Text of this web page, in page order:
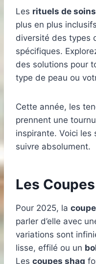
Les rituels de
plus en plus
diversité des types
spécifiques.
des solutions pour
type de peau ou
Cette année, les
prennent une
inspirante. Voici les
suivre absolument.
Les
Pour 2025, la
parler d’elle avec
variations sont
lisse, effilé ou un
Les coupes shag